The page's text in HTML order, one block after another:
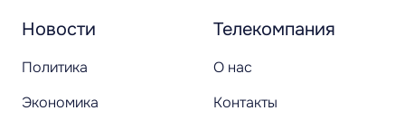
Новости
Политика
Экономика
Телекомпания
О нас
Контакты